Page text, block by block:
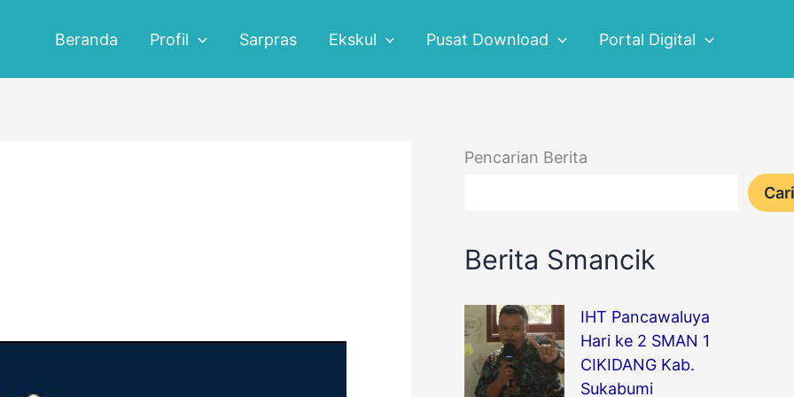
Beranda Profil Sarpras Ekskul Pusat Download Portal Digital
Pencarian Berita
Cari
Berita Smancik
IHT Pancawaluya
Hari ke 2 SMAN 1
CIKIDANG Kab.
Sukabumi